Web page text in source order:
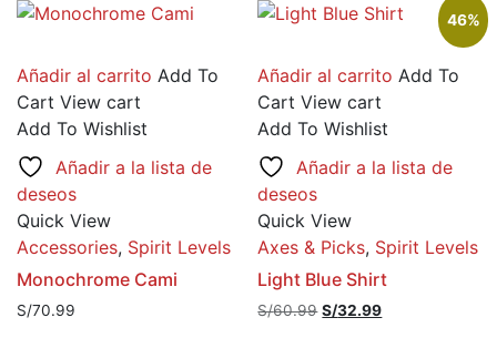
Añadir al carrito Add To
Cart View cart
Add To Wishlist
Añadir a la lista de
deseos
Quick View
Accessories, Spirit Levels
Monochrome Cami
S/70.99
46%
Añadir al carrito Add To
Cart View cart
Add To Wishlist
Añadir a la lista de
deseos
Quick View
Axes & Picks, Spirit Levels
Light Blue Shirt
S/60.99 El
S/32.99El